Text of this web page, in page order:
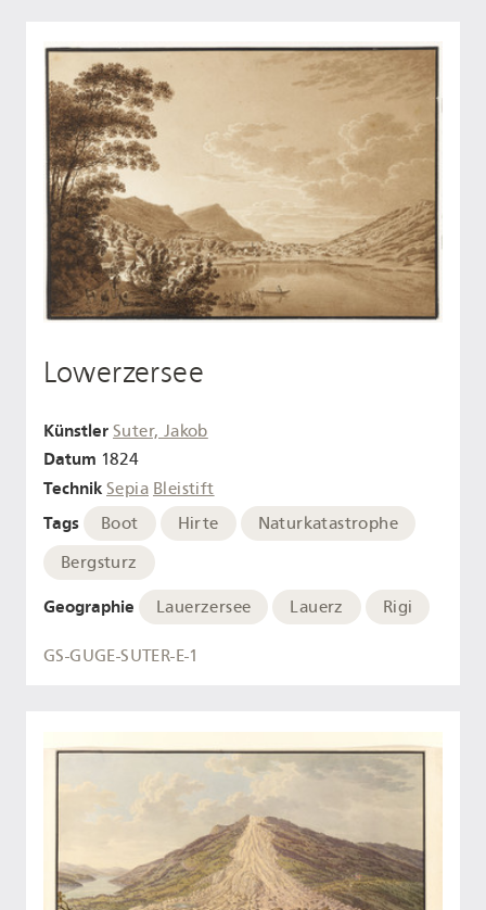
Lowerzersee
Künstler Suter, Jakob
Datum 1824
Technik Sepia Bleistift
Tags Boot Hirte
Naturkatastrophe
Bergsturz
Geographie Lauerzersee Lauerz Rigi
GS-GUGE-SUTER-E-1